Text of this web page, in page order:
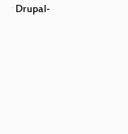
Drupal-